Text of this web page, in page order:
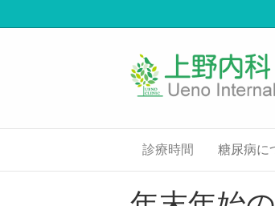
診療時間 糖尿病に